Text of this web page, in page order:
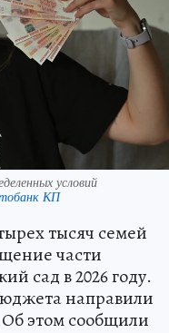
условий
КП
тысяч семей
части
сад в 2026 году.
направили
этом сообщили